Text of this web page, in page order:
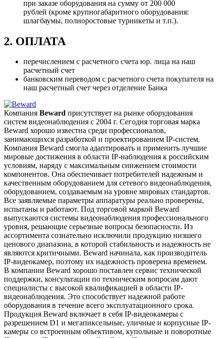
при заказе оборудования на сумму от 200 000
рублей (кроме крупногабаритного оборудования:
шлагбаумы, полноростовые турникеты и т.п.).
2. ОПЛАТА
перечислением с расчетного счета юр. лица на наш
расчетный счет
банковским переводом с расчетного счета покупателя на
наш расчетный счет через отделение Банка
Компания Beward присутствует на рынке оборудования
систем видеонаблюдения с 2004 г. Сегодня торговая марка
Beward хорошо известна среди профессионалов,
занимающихся разработкой и проектированием IP-систем.
Компания Beward смогла адаптировать и применить лучшие
мировые достижения в области IP-наблюдения к российским
условиям, наряду с максимальным снижением стоимости
компонентов. Она обеспечивает потребителей надежным и
качественным оборудованием для сетевого видеонаблюдения,
оборудованием, создаваемым на уровне мировых стандартов.
Все заявляемые параметры аппаратуры реально проверены,
испытаны и работают. Под торговой маркой Beward
выпускаются системы видеонаблюдения профессионального
уровня, решающие серьезные вопросы безопасности. Из
ассортимента сознательно исключили продукцию низшего
ценового диапазона, в которой стабильность и надежность не
являются критичными. Beward начинала, как производитель
IP-видеокамер, поэтому их надежность проверена временем.
В компании Beward хорошо поставлен сервис технической
поддержки, консультации по техническим вопросам дают
специалисты с высокой квалификацией в области IP-
видеонаблюдения. Это способствует надежной работе
оборудования в течение всего эксплуатационного срока.
Продукция Beward включает в себя IP-видеокамеры с
разрешением D1 и мегапиксельные, уличные и корпусные IP-
камеры со встроенным объективом, купольные и поворотные